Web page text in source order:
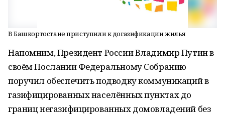
В Башкортостане приступили к догазификации жилья
Напомним, Президент России Владимир Путин в
своём Послании Федеральному Собранию
поручил обеспечить подводку коммуникаций в
газифицированных населённых пунктах до
границ негазифицированных домовладений без